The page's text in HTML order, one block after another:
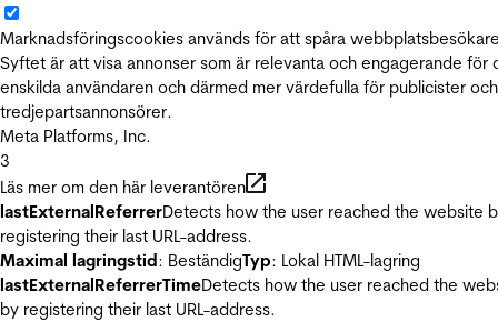
Marknadsföringscookies används för att spåra
Syftet är att visa annonser som är relevanta och engagerande för
enskilda användaren och därmed mer värdefulla för publicister och
tredjepartsannonsörer.
Meta Platforms, Inc.
3
Läs mer om den här leverantören
lastExternalReferrerDetects how the user reached the website
registering their last URL-address.
Maximal lagringstid: BeständigTyp: Lokal HTML-lagring
lastExternalReferrerTimeDetects how the user reached the
by registering their last URL-address.